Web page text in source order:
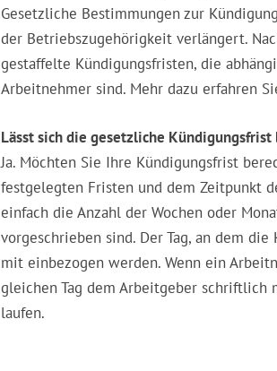
Gesetzliche Bestimmungen zur
der Betriebszugehörigkeit verlängert.
gestaffelte Kündigungsfristen, die
Arbeitnehmer sind. Mehr dazu erfahren
Lässt sich die gesetzliche Kündigungsfrist
Ja. Möchten Sie Ihre Kündigungsfrist
festgelegten Fristen und dem Zeitpunkt
einfach die Anzahl der Wochen oder
vorgeschrieben sind. Der Tag, an dem
mit einbezogen werden. Wenn ein
gleichen Tag dem Arbeitgeber
laufen.